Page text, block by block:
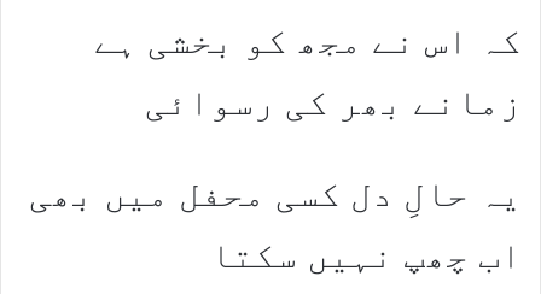
کہ اس نے مجھ کو بخشی ہے
زمانے بھر کی رسوائی
یہ حالِ دل کسی محفل میں بھی
اب چھپ نہیں سکتا